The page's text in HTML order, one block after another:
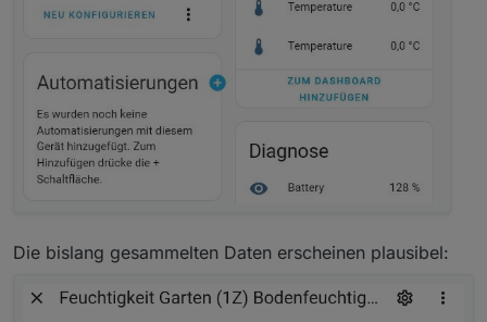
Die bislang gesammelten Daten erscheinen plausibel: